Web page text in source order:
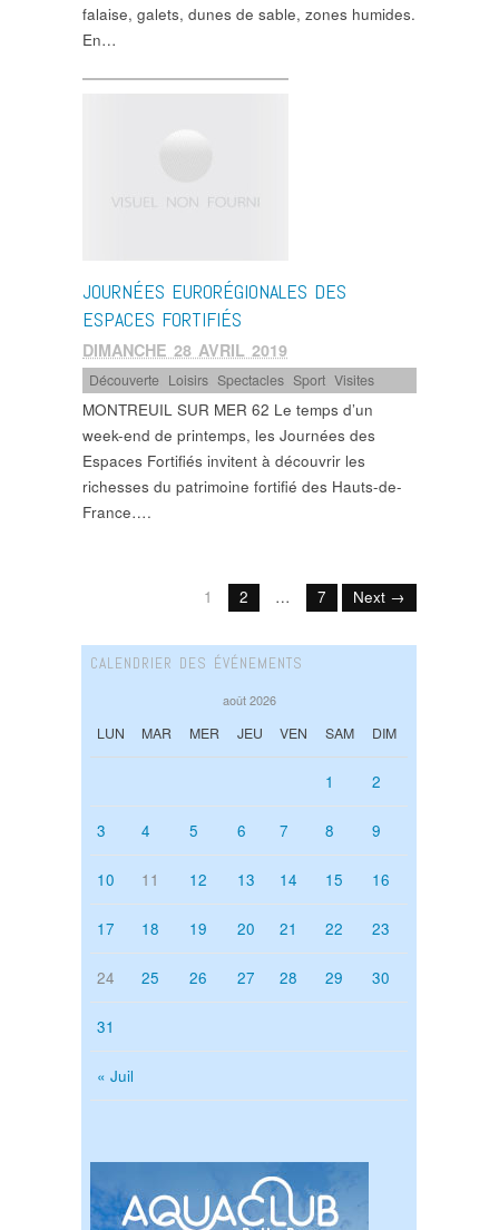
falaise, galets, dunes de sable, zones humides.
En…
JOURNÉES EURORÉGIONALES DES
ESPACES FORTIFIÉS
DIMANCHE 28 AVRIL 2019
Découverte Loisirs ,Spectacles ,Sport ,Visites
MONTREUIL SUR MER 62 Le temps d’un
week-end de printemps, les Journées des
Espaces Fortifiés invitent à découvrir les
richesses du patrimoine fortifié des Hauts-de-
France….
1 2 … 7 Next →
CALENDRIER DES ÉVÉNEMENTS
août 2026
LUN MAR MER JEU VEN SAM DIM
« Juil
1 2
3 4 5 6 7 8 9
10 11 12 13 14 15 16
17 18 19 20 21 22 23
24 25 26 27 28 29 30
31